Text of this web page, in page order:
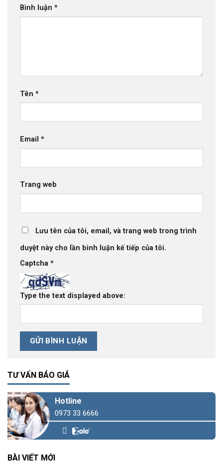
Bình luận *
Tên *
Email *
Trang web
Lưu tên của tôi, email, và trang web trong trình
duyệt này cho lần bình luận kế tiếp của tôi.
Captcha *
Type the text displayed above:
TƯ VẤN BÁO GIÁ
Hotline
0973 33 6666
BÀI VIẾT MỚI